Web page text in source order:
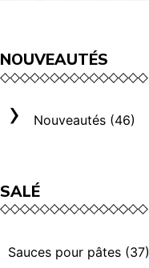
NOUVEAUTÉS
Nouveautés (46)
SALÉ
Sauces pour pâtes (37)